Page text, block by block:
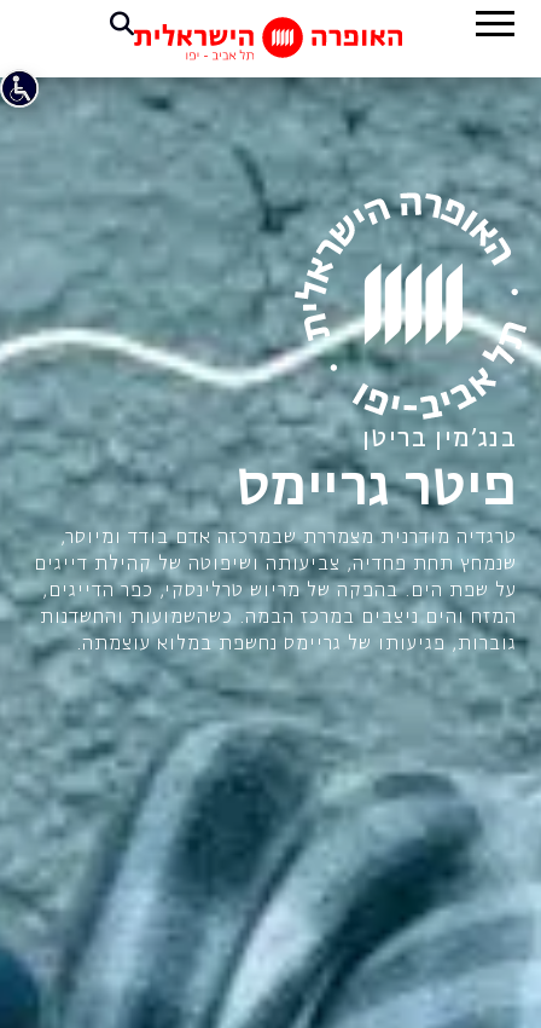
בנג'מין בריטן
פיטר גריימס
טרגדיה מודרנית מצמררת שבמרכזה אדם בודד ומיוסר,
שנמחץ תחת פחדיה, צביעותה ושיפוטה של קהילת דייגים
על שפת הים. בהפקה של מריוש טרלינסקי, כפר הדייגים,
המזח והים ניצבים במרכז הבמה. כשהשמועות והחשדנות
גוברות, פגיעותו של גריימס נחשפת במלוא עוצמתה.